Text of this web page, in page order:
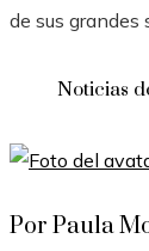
de sus grandes
Noticias
Por Paula